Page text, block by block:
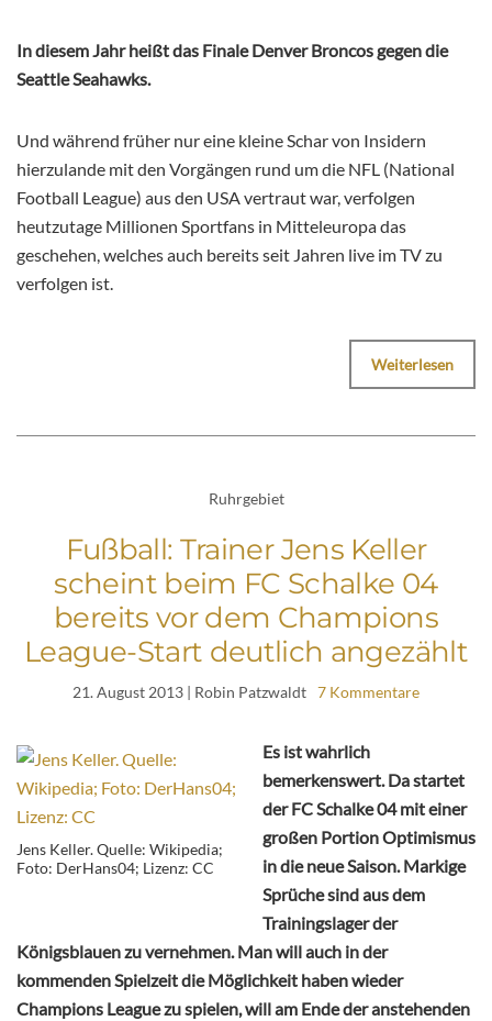
In diesem Jahr heißt das Finale Denver Broncos gegen die
Seattle Seahawks.
Und während früher nur eine kleine Schar von Insidern
hierzulande mit den Vorgängen rund um die NFL (National
Football League) aus den USA vertraut war, verfolgen
heutzutage Millionen Sportfans in Mitteleuropa das
geschehen, welches auch bereits seit Jahren live im TV zu
verfolgen ist.
Weiterlesen
Ruhrgebiet
Fußball: Trainer Jens Keller
scheint beim FC Schalke 04
bereits vor dem Champions
League-Start deutlich angezählt
21. August 2013 | Robin Patzwaldt 7 Kommentare
Jens Keller. Quelle: Wikipedia;
Foto: DerHans04; Lizenz: CC
Es ist wahrlich
bemerkenswert. Da startet
der FC Schalke 04 mit einer
großen Portion Optimismus
in die neue Saison. Markige
Sprüche sind aus dem
Trainingslager der
Königsblauen zu vernehmen. Man will auch in der
kommenden Spielzeit die Möglichkeit haben wieder
Champions League zu spielen, will am Ende der anstehenden